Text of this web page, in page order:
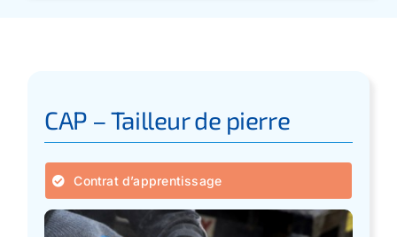
Validation des acquis – VAE
Notre Réseau
CAP – Tailleur de pierre
Contrat d’apprentissage